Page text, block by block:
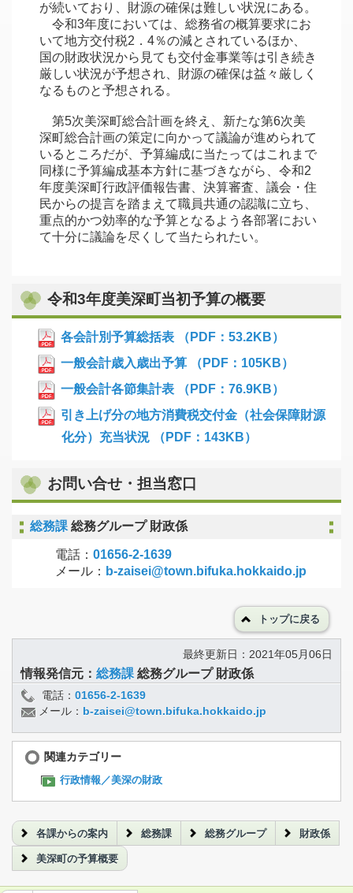
が続いており、財源の確保は難しい状況にある。
令和3年度においては、総務省の概算要求にお
いて地方交付税2．4％の減とされているほか、
国の財政状況から見ても交付金事業等は引き続き
厳しい状況が予想され、財源の確保は益々厳しく
なるものと予想される。
第5次美深町総合計画を終え、新たな第6次美
深町総合計画の策定に向かって議論が進められて
いるところだが、予算編成に当たってはこれまで
同様に予算編成基本方針に基づきながら、令和2
年度美深町行政評価報告書、決算審査、議会・住
民からの提言を踏まえて職員共通の認識に立ち、
重点的かつ効率的な予算となるよう各部署におい
て十分に議論を尽くして当たられたい。
令和3年度美深町当初予算の概要
各会計別予算総括表 （PDF：53.2KB）
一般会計歳入歳出予算 （PDF：105KB）
一般会計各節集計表 （PDF：76.9KB）
引き上げ分の地方消費税交付金（社会保障財源
化分）充当状況 （PDF：143KB）
お問い合せ・担当窓口
総務課 総務グループ 財政係
電話： 01656-2-1639
メール： b-zaisei@town.bifuka.hokkaido.jp
トップに戻る
最終更新日：2021年05月06日
情報発信元： 総務課 総務グループ 財政係
電話： 01656-2-1639
メール： b-zaisei@town.bifuka.hokkaido.jp
関連カテゴリー
行政情報／美深の財政
各課からの案内 総務課 総務グループ 財政係
美深町の予算概要